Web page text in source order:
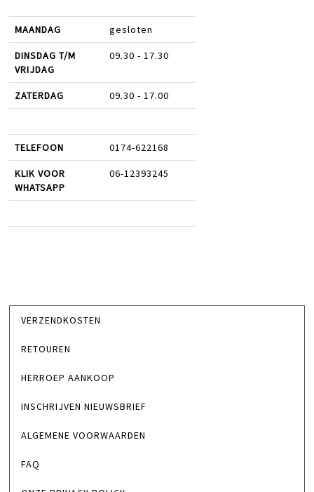
MAANDAG gesloten
DINSDAG T/M
VRIJDAG
09.30 - 17.30
ZATERDAG 09.30 - 17.00
TELEFOON 0174-622168
KLIK VOOR
WHATSAPP
06-12393245
VERZENDKOSTEN
RETOUREN
HERROEP AANKOOP
INSCHRIJVEN NIEUWSBRIEF
ALGEMENE VOORWAARDEN
FAQ